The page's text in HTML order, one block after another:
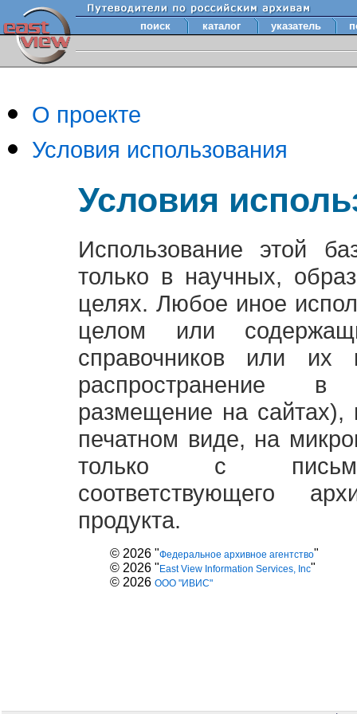
поиск каталог указатель
О проекте
Условия использования
Условия
Использование этой
только в научных,
целях. Любое иное
целом или
справочников или их
распространение
размещение на
печатном виде, на
только с
соответствующего
продукта.
© 2026 "Федеральное архивное агентство"
© 2026 " East View Information Services, Inc"
© 2026 ООО "ИВИС"